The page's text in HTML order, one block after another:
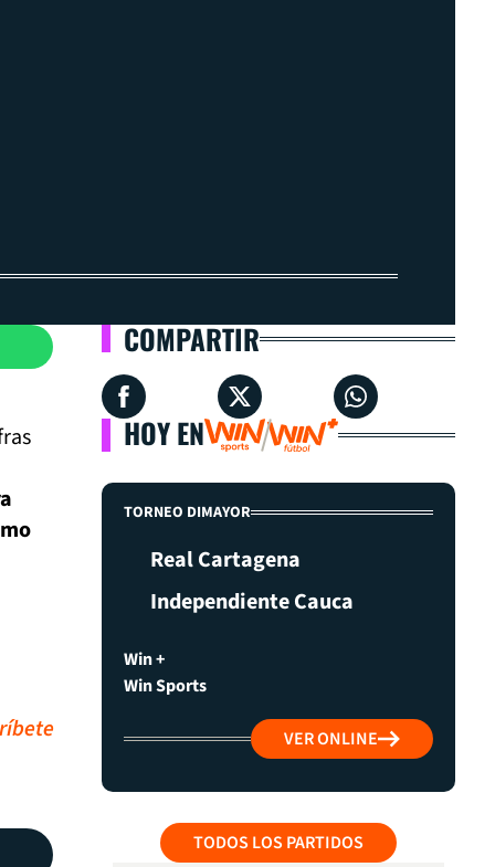
COMPARTIR
HOY EN
TORNEO DIMAYOR
Real Cartagena
Independiente Cauca
Win +
Win Sports
VER ONLINE
TODOS LOS PARTIDOS